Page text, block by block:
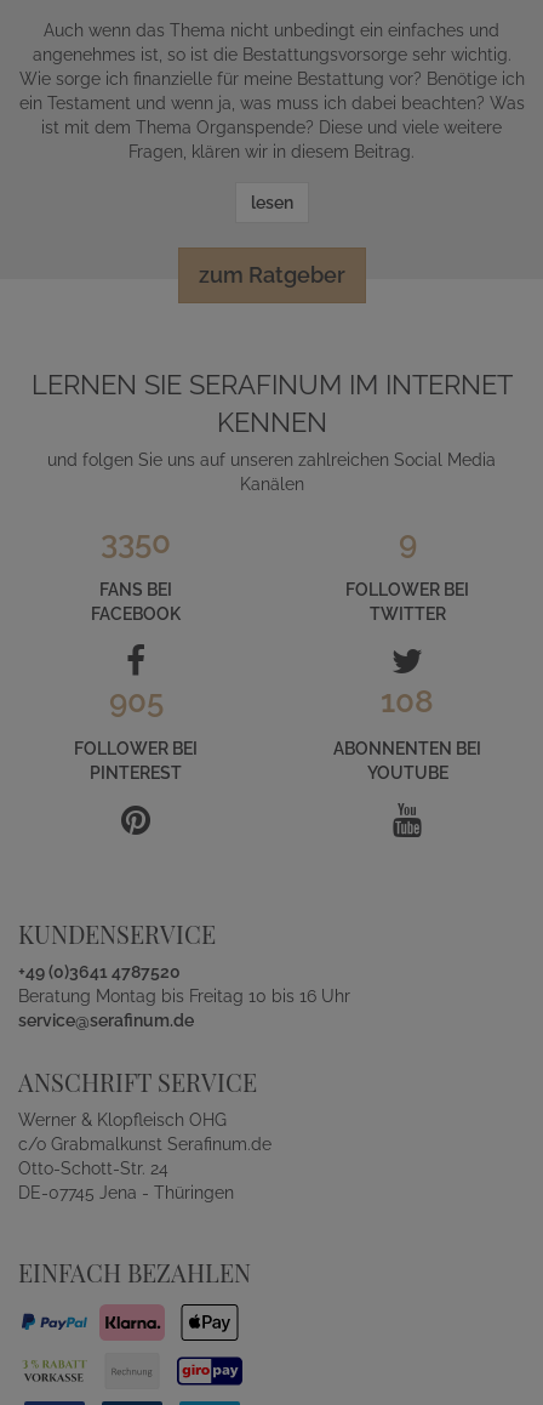
Auch wenn das Thema nicht unbedingt ein einfaches und
angenehmes ist, so ist die Bestattungsvorsorge sehr wichtig.
Wie sorge ich finanzielle für meine Bestattung vor? Benötige ich
ein Testament und wenn ja, was muss ich dabei beachten? Was
ist mit dem Thema Organspende? Diese und viele weitere
Fragen, klären wir in diesem Beitrag.
lesen
zum Ratgeber
LERNEN SIE SERAFINUM IM INTERNET
KENNEN
und folgen Sie uns auf unseren zahlreichen Social Media
Kanälen
3350
FANS BEI
FACEBOOK
9
FOLLOWER BEI
TWITTER
905
FOLLOWER BEI
PINTEREST
108
ABONNENTEN BEI
YOUTUBE
KUNDENSERVICE
+49 (0)3641 4787520
Beratung Montag bis Freitag 10 bis 16 Uhr
service@serafinum.de
ANSCHRIFT SERVICE
Werner & Klopfleisch OHG
c/o Grabmalkunst Serafinum.de
Otto-Schott-Str. 24
DE-07745 Jena - Thüringen
EINFACH BEZAHLEN